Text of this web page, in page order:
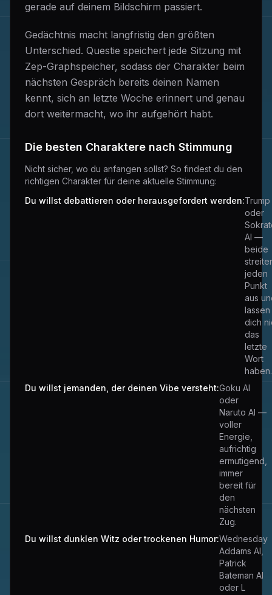
gerade auf deinem Bildschirm passiert.
Gedächtnis macht langfristig den größten
Unterschied. Questie speichert jede Sitzung mit
Zep-Graphspeicher, sodass der Charakter beim
nächsten Gespräch bereits deinen Namen
kennt, sich an letzte Woche erinnert und genau
dort weitermacht, wo ihr aufgehört habt.
Die besten Charaktere nach Stimmung
Nicht sicher, wo du anfangen sollst? So findest du den
richtigen Charakter für deine aktuelle Stimmung:
Du willst debattieren oder herausgefordert werden:Trump
oder
AI —
beide
jeden
Punkt
aus
lassen
dich
das
letzte
Wort
haben.
Du willst jemanden, der deinen Vibe versteht:Goku AI
oder
Naruto AI —
voller
Energie,
aufrichtig
ermutigend,
immer
bereit für
den
nächsten
Zug.
Du willst dunklen Witz oder trockenen Humor:Wednesday
Addams AI,
Patrick
Bateman AI
oder L